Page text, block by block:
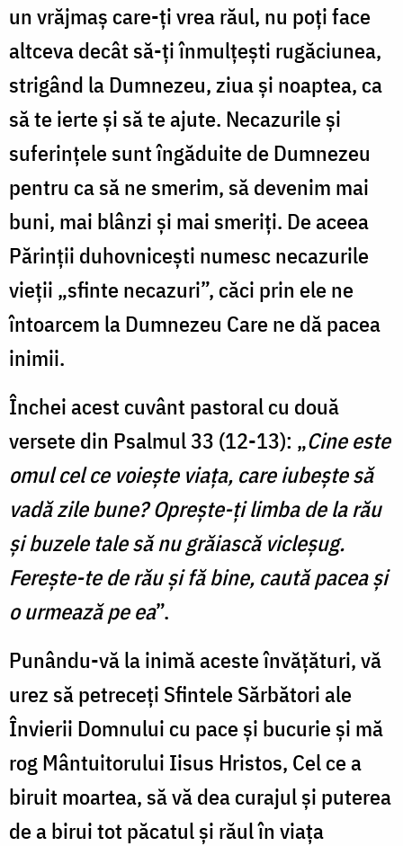
un vrăjmaș care-ți vrea răul, nu poți face
altceva decât să-ți înmulțești rugăciunea,
strigând la Dumnezeu, ziua și noaptea, ca
să te ierte și să te ajute. Necazurile și
suferințele sunt îngăduite de Dumnezeu
pentru ca să ne smerim, să devenim mai
buni, mai blânzi și mai smeriți. De aceea
Părinții duhovnicești numesc necazurile
vieții „sfinte necazuri”, căci prin ele ne
întoarcem la Dumnezeu Care ne dă pacea
inimii.
Închei acest cuvânt pastoral cu două
versete din Psalmul 33 (12-13): „Cine este
omul cel ce voiește viața, care iubește să
vadă zile bune? Oprește-ți limba de la rău
și buzele tale să nu grăiască vicleșug.
Ferește-te de rău și fă bine, caută pacea și
o urmează pe ea”.
Punându-vă la inimă aceste învățături, vă
urez să petreceți Sfintele Sărbători ale
Învierii Domnului cu pace și bucurie și mă
rog Mântuitorului Iisus Hristos, Cel ce a
biruit moartea, să vă dea curajul și puterea
de a birui tot păcatul și răul în viața